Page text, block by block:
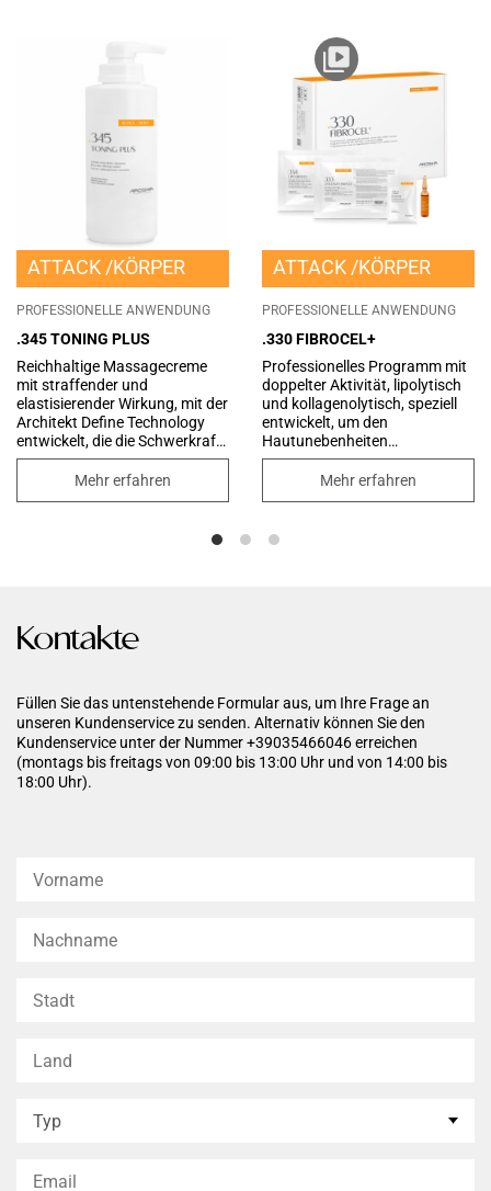
ATTACK KÖRPER
PROFESSIONELLE ANWENDUNG
.345 TONING PLUS
Reichhaltige Massagecreme
mit straffender und
elastisierender Wirkung, mit der
Architekt Define Technology
entwickelt, die die Schwerkraft
bekämpft, indem sie die
elastischen Fasern
pflegender Sheabutter und
wertvollen Pflanzenölen
Mehr erfahren
ATTACK KÖRPER
PROFESSIONELLE ANWENDUNG
.330 FIBROCEL+
Professionelles Programm mit
doppelter Aktivität, lipolytisch
und kollagenolytisch, speziell
entwickelt, um den
Hautunebenheiten
entgegenzuwirken, die auf
fortgeschrittene Cellulite
Erscheinungsbild, reduziert die
Mehr erfahren
Kontakte
Füllen Sie das untenstehende Formular aus, um Ihre Frage an
unseren Kundenservice zu senden. Alternativ können Sie den
Kundenservice unter der Nummer +39035466046 erreichen
(montags bis freitags von 09:00 bis 13:00 Uhr und von 14:00 bis
18:00 Uhr).